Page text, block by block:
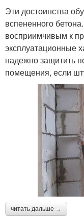
Эти достоинства
вспененного
восприимчивым к
эксплуатационные
надежно защитить
помещения, если
читать дальше →